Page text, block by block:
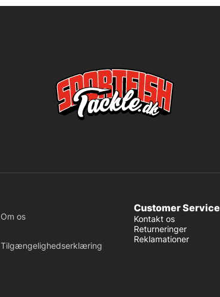
Om os
Tilgængelighedserklæring
Customer Service
Kontakt os
Returneringer
Reklamationer